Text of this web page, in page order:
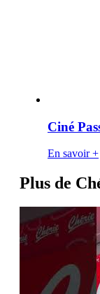
Ciné
En savoir +
Plus de